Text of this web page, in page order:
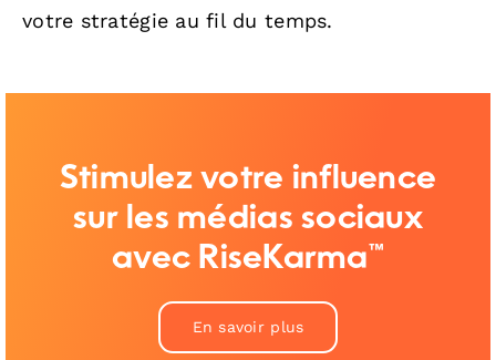
votre stratégie au fil du temps.
Stimulez votre influence
sur les médias sociaux
avec RiseKarma™
En savoir plus